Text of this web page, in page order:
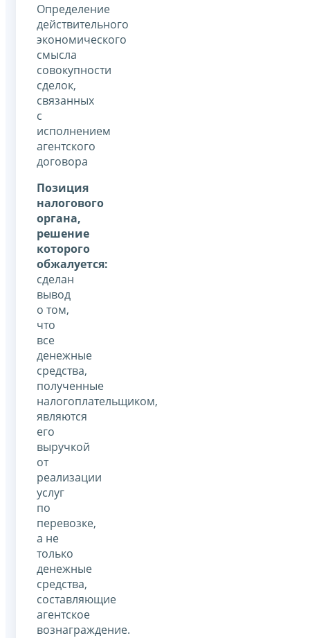
Определение
действительного
экономического
смысла
совокупности
сделок,
связанных
с
исполнением
агентского
договора
Позиция
налогового
органа,
решение
которого
обжалуется:
сделан
вывод
о том,
что
все
денежные
средства,
полученные
налогоплательщиком,
являются
его
выручкой
от
реализации
услуг
по
перевозке,
а не
только
денежные
средства,
составляющие
агентское
вознаграждение.